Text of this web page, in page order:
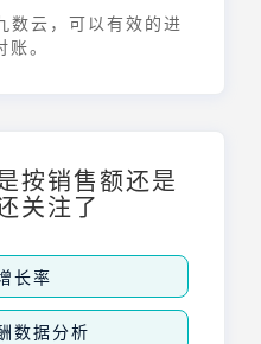
数云，可以有效的进
。
按销售额还是
关注了
长率
数据分析